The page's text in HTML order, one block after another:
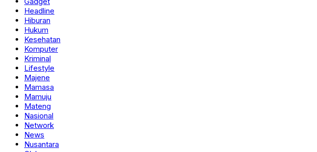
Headline
Hiburan
Hukum
Kesehatan
Komputer
Kriminal
Lifestyle
Majene
Mamasa
Mamuju
Mateng
Nasional
Network
News
Nusantara